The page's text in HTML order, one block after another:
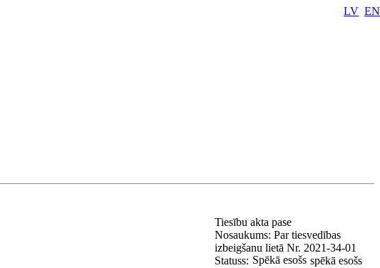
LV EN
Tiesību akta pase
Nosaukums: Par tiesvedības
izbeigšanu lietā Nr. 2021-34-01
Statuss: Spēkā esošs spēkā esošs